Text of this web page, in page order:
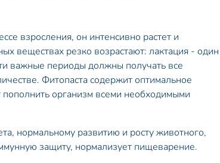
взросления, он интенсивно растет и
веществах резко возрастают: лактация - один
важные периоды должны получать все
Фитопаста содержит оптимальное
организм всеми необходимыми
нормальному развитию и росту животного,
защиту, нормализует пищеварение.